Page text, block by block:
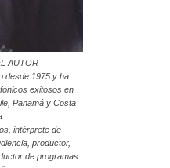
AUTOR
desde 1975 y ha
exitosos en
Panamá y Costa
intérprete de
productor,
de programas